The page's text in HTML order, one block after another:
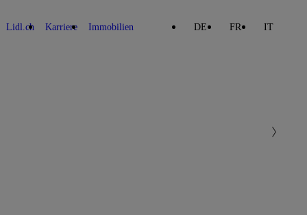
Lidl.ch Karriere Immobilien DE FR IT